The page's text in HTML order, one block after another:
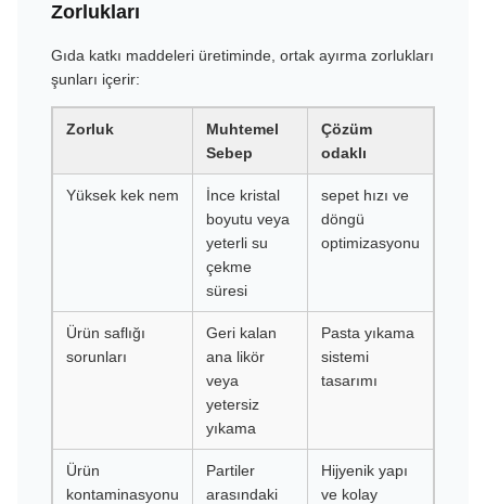
Zorlukları
Gıda katkı maddeleri üretiminde, ortak ayırma zorlukları
şunları içerir:
Zorluk
Muhtemel
Sebep
Çözüm
odaklı
Yüksek kek nem
İnce kristal
boyutu veya
yeterli su
çekme
süresi
sepet hızı ve
döngü
optimizasyonu
Ürün saflığı
sorunları
Geri kalan
ana likör
veya
yetersiz
yıkama
Pasta yıkama
sistemi
tasarımı
Ürün
kontaminasyonu
Partiler
arasındaki
Hijyenik yapı
ve kolay